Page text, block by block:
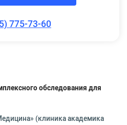
775-73-60
обследования для
(клиника академика